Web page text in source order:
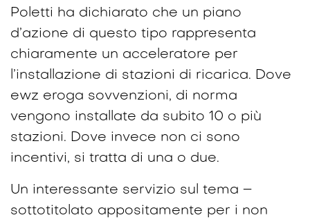
Poletti ha dichiarato che un piano
d’azione di questo tipo rappresenta
chiaramente un acceleratore per
l’installazione di stazioni di ricarica. Dove
ewz eroga sovvenzioni, di norma
vengono installate da subito 10 o più
stazioni. Dove invece non ci sono
incentivi, si tratta di una o due.
Un interessante servizio sul tema –
sottotitolato appositamente per i non